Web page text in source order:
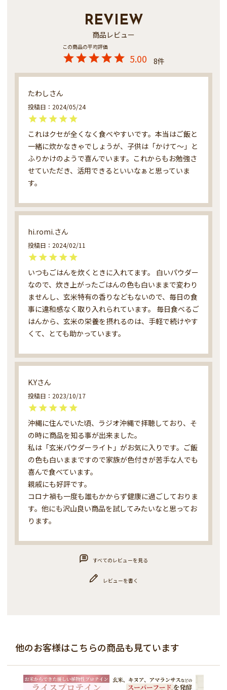
REVIEW
商品レビュー
5.00 8
たわし
投稿日 2024/05/24
これはクセが全くなく食べやすいです。本当はご飯と
一緒に炊かなきゃでしょうが、子供は「かけて〜」と
ふりかけのようで喜んでいます。これからもお勉強さ
せていただき、活用できるといいなぁと思っていま
す。
hi.romi.
投稿日 2024/02/11
いつもごはんを炊くときに入れてます。 白いパウダー
なので、炊き上がったごはんの色も白いままで変わり
ませんし、玄米特有の香りなどもないので、毎日の食
事に違和感なく取り入れられています。 毎日食べるご
はんから、玄米の栄養を摂れるのは、手軽で続けやす
くて、とても助かっています。
K.Y
投稿日 2023/10/17
沖縄に住んでいた頃、ラジオ沖縄で拝聴しており、そ
の時に商品を知る事が出来ました。
私は「玄米パウダーライト」がお気に入りです。ご飯
の色も白いままですので家族が色付きが苦手な人でも
喜んで食べています。
親戚にも好評です。
コロナ禍も一度も誰もかからず健康に過ごしておりま
す。他にも沢山良い商品を試してみたいなと思ってお
ります。
すべてのレビューを見る
レビューを書く
他のお客様はこちらの商品も見ています